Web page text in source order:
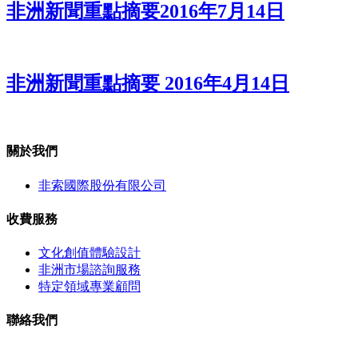
非洲新聞重點摘要2016年7月14日
非洲新聞重點摘要 2016年4月14日
關於我們
非索國際股份有限公司
收費服務
文化創值體驗設計
非洲市場諮詢服務
特定領域專業顧問
聯絡我們